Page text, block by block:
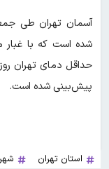
شده است که با
پیش‌بینی شده است.
استان تهران